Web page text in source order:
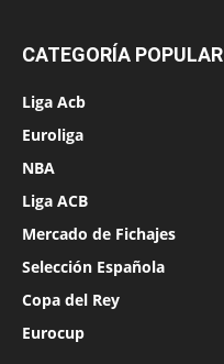
CATEGORÍA POPULAR
Liga Acb
Euroliga
NBA
Liga ACB
Mercado de Fichajes
Selección Española
Copa del Rey
Eurocup